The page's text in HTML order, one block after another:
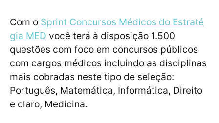
Com o Sprint Concursos Médicos do Estraté
gia MED você terá à disposição 1.500
questões com foco em concursos públicos
com cargos médicos incluindo as disciplinas
mais cobradas neste tipo de seleção:
Português, Matemática, Informática, Direito
e claro, Medicina.